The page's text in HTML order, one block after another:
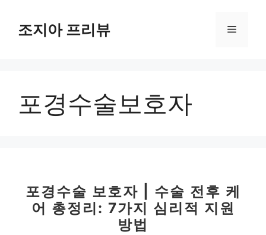
조지아 프리뷰 메
포경수술보호자
포경수술 보호자 | 수술 전후 케
어 총정리: 7가지 심리적 지원
방법